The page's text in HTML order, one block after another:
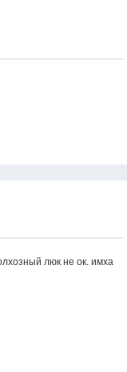
люк не ок. имха